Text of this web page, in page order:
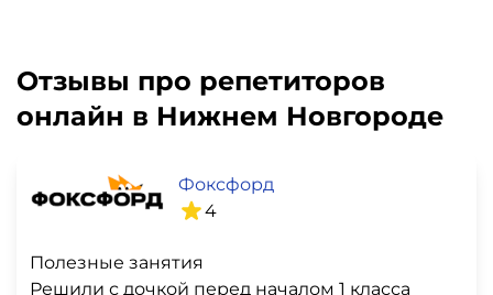
Отзывы про репетиторов
онлайн в Нижнем Новгороде
Фоксфорд
4
Полезные занятия
Решили с дочкой перед началом 1 класса